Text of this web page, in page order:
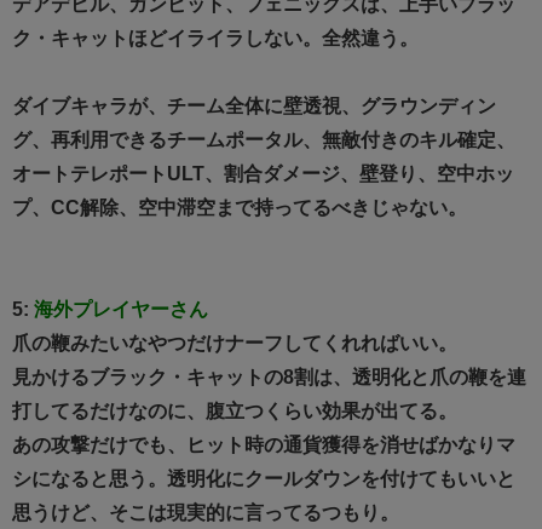
ク・キャットほどイライラしない。全然違う。
ダイブキャラが、チーム全体に壁透視、グラウンディン
グ、再利用できるチームポータル、無敵付きのキル確定、
オートテレポートULT、割合ダメージ、壁登り、空中ホッ
プ、CC解除、空中滞空まで持ってるべきじゃない。
5: 海外プレイヤーさん
爪の鞭みたいなやつだけナーフしてくれればいい。
見かけるブラック・キャットの8割は、透明化と爪の鞭を連
打してるだけなのに、腹立つくらい効果が出てる。
あの攻撃だけでも、ヒット時の通貨獲得を消せばかなりマ
シになると思う。透明化にクールダウンを付けてもいいと
思うけど、そこは現実的に言ってるつもり。